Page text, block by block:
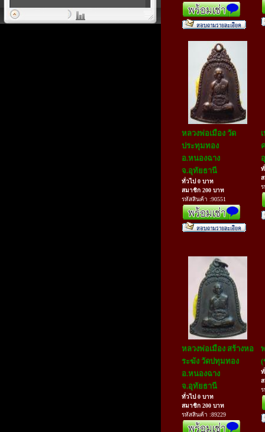
หลวงพ่อเมือง วัด
ประทุมทอง
อ.หนองฉาง
จ.อุทัยธานี
ทั่วไป 0 บาท
สมาชิก 200 บาท
รหัสสินค้า :90551
หลวงพ่อเมือง สร้างหอ
ระฆัง วัดปทุมทอง
อ.หนองฉาง
จ.อุทัยธานี
ทั่วไป 0 บาท
สมาชิก 200 บาท
รหัสสินค้า :89229
(